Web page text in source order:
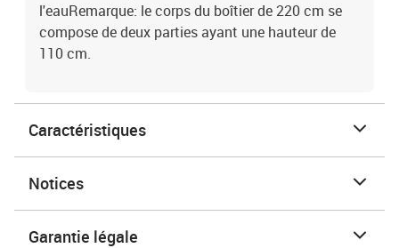
l'eauRemarque: le corps du boîtier de 220 cm se
compose de deux parties ayant une hauteur de
110 cm.
Caractéristiques
Notices
Garantie légale